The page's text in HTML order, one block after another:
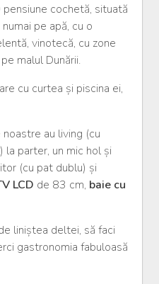
pensiune cochetă, situată
pe apă, cu o
vinotecă, cu zone
malul Dunării.
cu curtea și piscina ei,
au living (cu
la parter, un mic hol și
(cu pat dublu) și
LCD de 83 cm, baie cu
liniștea deltei, să faci
gastronomia fabuloasă